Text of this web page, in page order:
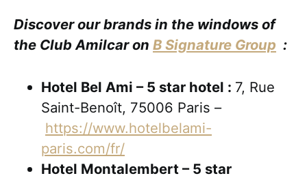
Discover our brands in the windows of
the Club Amilcar on B Signature Group :
Hotel Bel Ami – 5 star hotel : 7, Rue
Saint-Benoît, 75006 Paris –
https://www.hotelbelami-
paris.com/fr/
Hotel Montalembert – 5 star